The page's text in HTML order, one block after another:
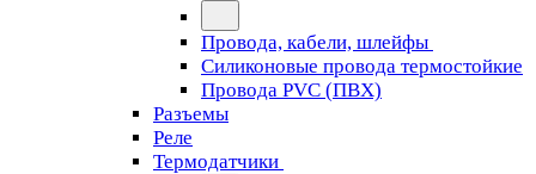
Провода, кабели, шлейфы
Силиконовые провода термостойкие
Провода PVC (ПВХ)
Разъемы
Реле
Термодатчики